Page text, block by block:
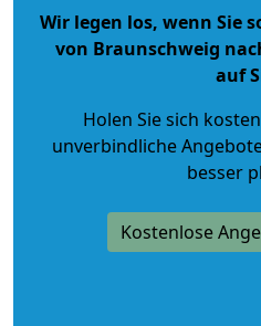
Wir legen los, wenn Sie
von Braunschweig
auf
Holen Sie sich
unverbindliche
besser
Kostenlose